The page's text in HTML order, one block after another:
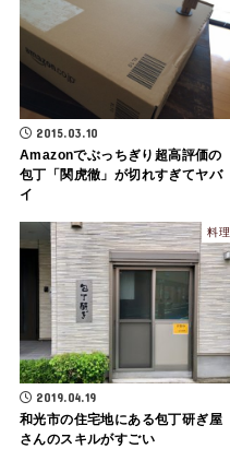
2015.03.10
Amazonでぶっちぎり超高評価の
包丁「関虎徹」が切れすぎてヤバ
イ
料理
2019.04.19
和光市の住宅地にある包丁研ぎ屋
さんのスキルがすごい